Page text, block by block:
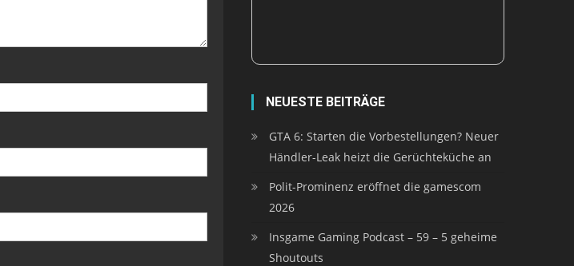
NEUESTE BEITRÄGE
GTA 6: Starten die Vorbestellungen? Neuer
Händler-Leak heizt die Gerüchteküche an
Polit-Prominenz eröffnet die gamescom
2026
Insgame Gaming Podcast – 59 – 5 geheime
Shoutouts